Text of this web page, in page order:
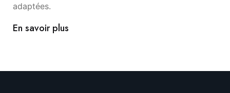
adaptées.
En savoir plus